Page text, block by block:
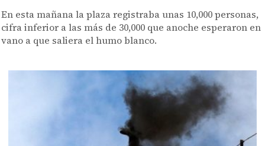
En esta mañana la plaza registraba unas 10,000 personas,
cifra inferior a las más de 30,000 que anoche esperaron en
vano a que saliera el humo blanco.